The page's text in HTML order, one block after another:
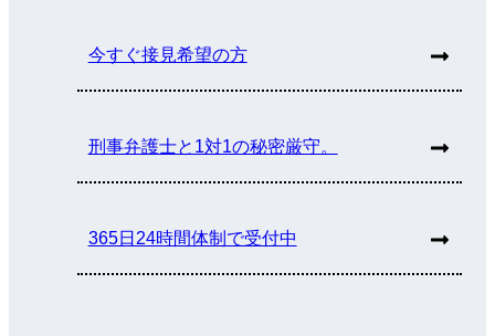
今すぐ接見希望の方
刑事弁護士と1対1の秘密厳守。
365日24時間体制で受付中